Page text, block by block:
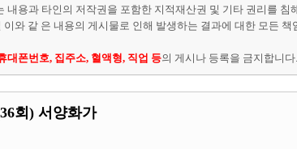
내용과 타인의 저작권을 포함한 지적재산권 및 기타 권리를 침
와 같 은 내용의 게시물로 인해 발생하는 결과에 대한 모든 책
대폰번호, 집주소, 혈액형, 직업 등의 게시나 등록을 금지합니다.
회) 서양화가